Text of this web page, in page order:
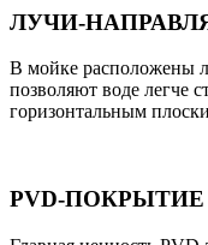
ЛУЧИ-
В мойке расположены
позволяют воде легче
горизонтальным
PVD-ПОКРЫТИЕ